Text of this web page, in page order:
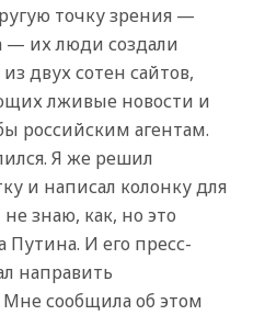
точку зрения —
— их люди создали
двух сотен сайтов,
лживые новости и
российским агентам.
Я же решил
и написал колонку для
знаю, как, но это
И его пресс-
направить
сообщила об этом